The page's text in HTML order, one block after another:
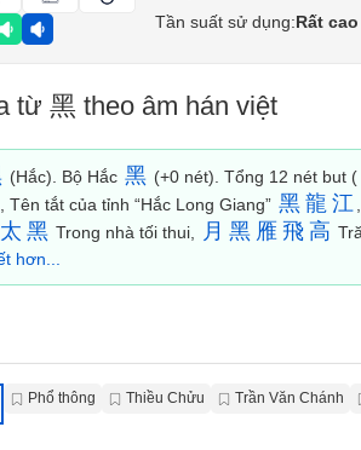
Tần suất sử dụng:Rất cao
từ 黑 theo âm hán việt
(Hắc). Bộ Hắc 黑 (+0 nét). Tổng 12 nét but (
Tên tắt của tỉnh “Hắc Long Giang” 黑 龍 江
太 黑 Trong nhà tối thui, 月 黑 雁 飛 高
hơn...
Phổ thông Thiều Chửu Trần Văn Chánh